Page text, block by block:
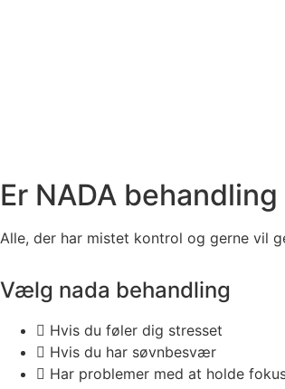
Er NADA
Alle, der har mistet kontrol og gerne vil
Vælg nada behandling
Hvis du føler dig stresset
Hvis du har søvnbesvær
Har problemer med at holde